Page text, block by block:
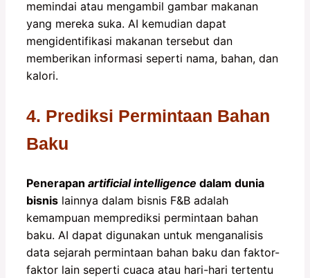
memindai atau mengambil gambar makanan
yang mereka suka. AI kemudian dapat
mengidentifikasi makanan tersebut dan
memberikan informasi seperti nama, bahan, dan
kalori.
4. Prediksi Permintaan Bahan
Baku
Penerapan artificial intelligence dalam dunia
bisnis lainnya dalam bisnis F&B adalah
kemampuan memprediksi permintaan bahan
baku. AI dapat digunakan untuk menganalisis
data sejarah permintaan bahan baku dan faktor-
faktor lain seperti cuaca atau hari-hari tertentu